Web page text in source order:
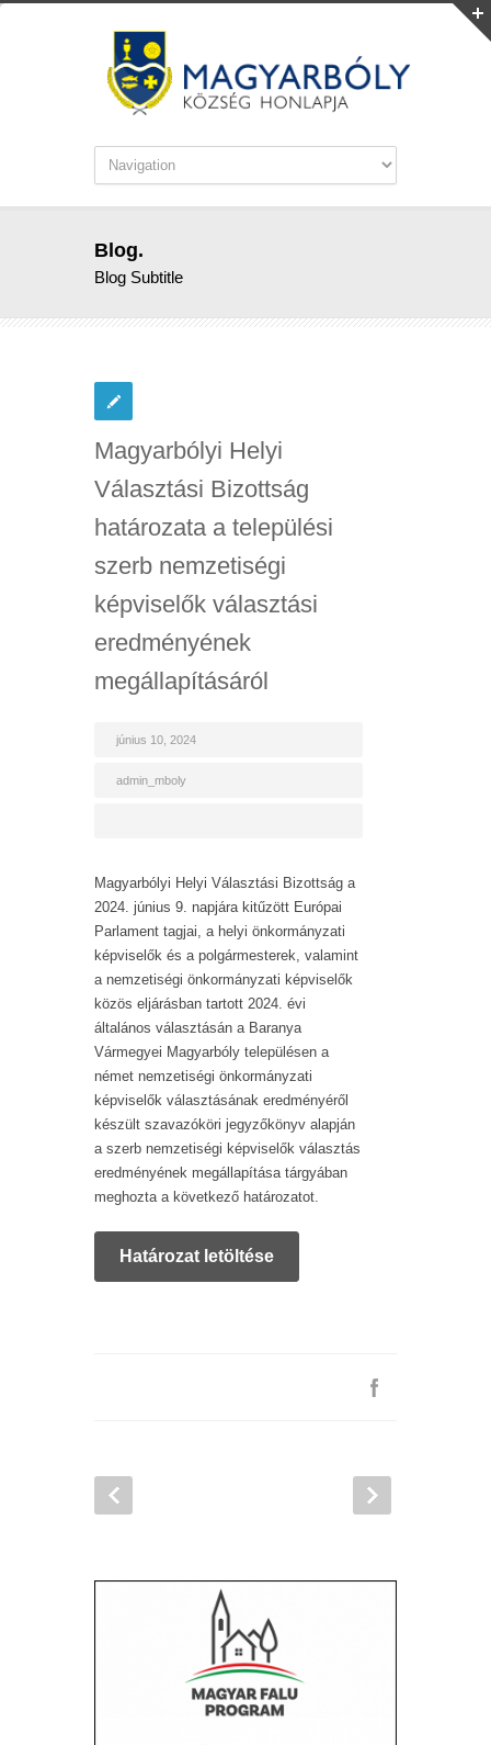
Blog.
Blog Subtitle
Magyarbólyi Helyi
Választási Bizottság
határozata a települési
szerb nemzetiségi
képviselők választási
eredményének
megállapításáról
június 10, 2024
admin_mboly
Magyarbólyi Helyi Választási Bizottság a
2024. június 9. napjára kitűzött Európai
Parlament tagjai, a helyi önkormányzati
képviselők és a polgármesterek, valamint
a nemzetiségi önkormányzati képviselők
közös eljárásban tartott 2024. évi
általános választásán a Baranya
Vármegyei Magyarbóly településen a
német nemzetiségi önkormányzati
képviselők választásának eredményéről
készült szavazóköri jegyzőkönyv alapján
a szerb nemzetiségi képviselők választás
eredményének megállapítása tárgyában
meghozta a következő határozatot.
Határozat letöltése